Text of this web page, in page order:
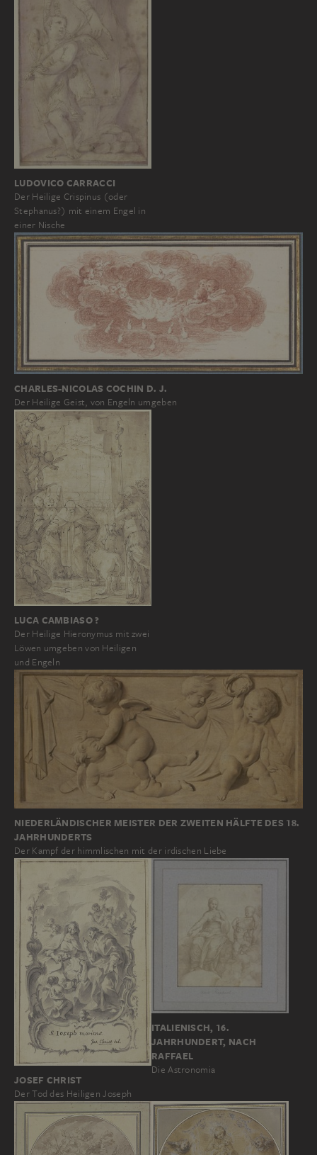
LUDOVICO CARRACCI
Der Heilige Crispinus (oder
Stephanus?) mit einem Engel in
einer Nische
CHARLES-NICOLAS COCHIN D. J.
Der Heilige Geist, von Engeln umgeben
LUCA CAMBIASO ?
Der Heilige Hieronymus mit zwei
Löwen umgeben von Heiligen
und Engeln
NIEDERLÄNDISCHER MEISTER DER ZWEITEN HÄLFTE DES 18.
JAHRHUNDERTS
Der Kampf der himmlischen mit der irdischen Liebe
JOSEF CHRIST
Der Tod des Heiligen Joseph
ITALIENISCH, 16.
JAHRHUNDERT, NACH
RAFFAEL
Die Astronomia